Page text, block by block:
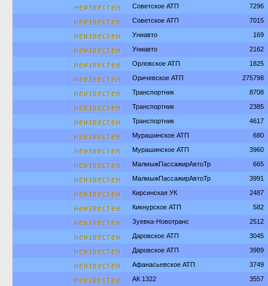
неизвестен Советское АТП 7296
неизвестен Советское АТП 7015
неизвестен Униавто 169
неизвестен Униавто 2162
неизвестен Орловское АТП 1825
неизвестен Оричевское АТП 275798
неизвестен Транспортник 8708
неизвестен Транспортник 2385
неизвестен Транспортник 4617
неизвестен Мурашинское АТП 680
неизвестен Мурашинское АТП 3960
неизвестен МалмыжПассажирАвтоТр 665
неизвестен МалмыжПассажирАвтоТр 3991
неизвестен Кирсинская УК 2487
неизвестен Кикнурское АТП 582
неизвестен Зуевка-Новотранс 2512
неизвестен Даровское АТП 3045
неизвестен Даровское АТП 3989
неизвестен Афанасьевское АТП 3749
неизвестен АК 1322 3557